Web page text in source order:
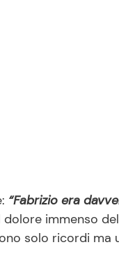
“Fabrizio era
immenso
solo ricordi ma